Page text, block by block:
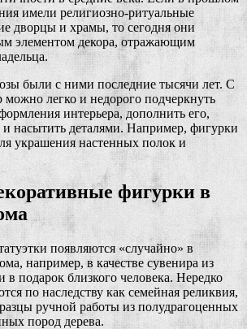
имели религиозно-ритуальные
дворцы и храмы, то сегодня они
элементом декора, отражающим
были с ними последние тысячи лет. С
легко и недорого подчеркнуть
интерьера, дополнить его,
и насытить деталями. Например, фигурки
украшения настенных полок и
фигурки в
появляются «случайно» в
например, в качестве сувенира из
в подарок близкого человека. Нередко
по наследству как семейная реликвия,
ручной работы из полудрагоценных
пород дерева.